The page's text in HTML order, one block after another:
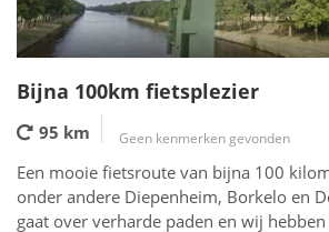
Bijna 100km fietsplezier
95 km Geen kenmerken gevonden
Een mooie fietsroute van bijna 100
onder andere Diepenheim, Borkelo en
gaat over verharde paden en wij